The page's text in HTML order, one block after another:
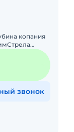
копания
звонок